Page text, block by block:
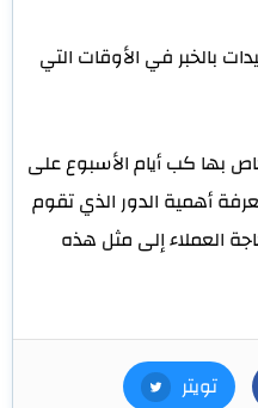
بالخبر في الأوقات التي
بها كب أيام الأسبوع على
معرفة أهمية الدور الذي تقوم
العملاء إلى مثل هذه
فيسبوكتويتر تويتر